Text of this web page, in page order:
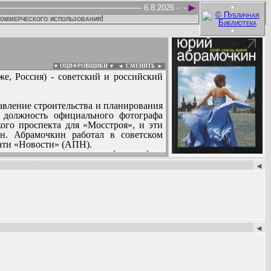
•
•
►
-
6.8.2026 -
использования!
▼ ОЦИФРОВЩИКИ ▼ ◄ СМЕНИТЬ ►
Россия) - советский и российский
строительства и планирования
официального фотографа
проспекта для «Мосстроя», и эти
Абрамочкин работал в советском
«Новости» (АПН).
современных фотографов,
это фотографии Никиты Хрущева,
:
◄
◄